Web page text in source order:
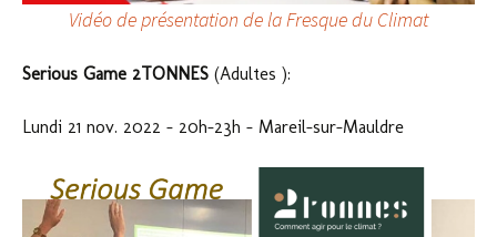
Vidéo de présentation de la Fresque du Climat
Serious Game 2TONNES (Adultes ):
Lundi 21 nov. 2022 – 20h-23h – Mareil-sur-Mauldre